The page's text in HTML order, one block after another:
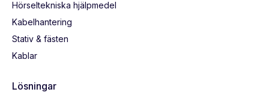
Hörseltekniska hjälpmedel
Kabelhantering
Stativ & fästen
Kablar
Lösningar